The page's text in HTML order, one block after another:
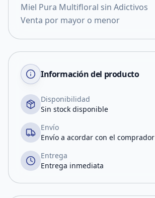
Miel Pura Multifloral sin Adictivos
Venta por mayor o menor
Información del producto
Disponibilidad
Sin stock disponible
Envío
Envío a acordar con el comprador
Entrega
Entrega inmediata